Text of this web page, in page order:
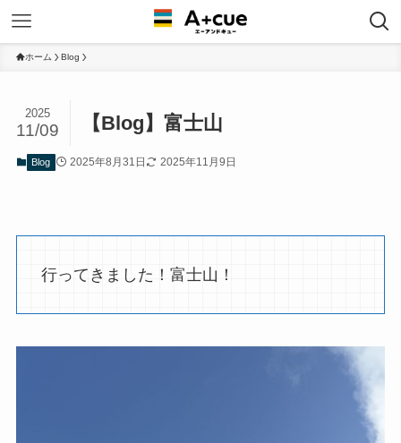
ホーム Blog
【Blog】富士山
2025
11/09
Blog 2025年8月31日 2025年11月9日
行ってきました！富士山！